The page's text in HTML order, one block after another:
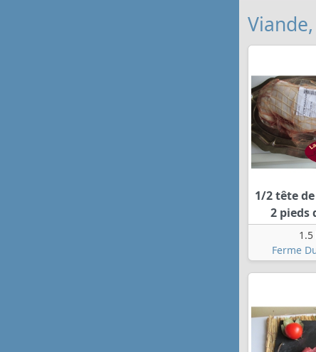
1/2 tête
2 pieds
1.5
Ferme